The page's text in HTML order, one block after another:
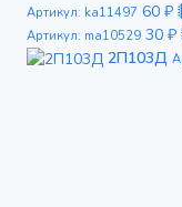
Артикул: ka11497 60 ₽
Артикул: ma10529 30 ₽
2П103Д